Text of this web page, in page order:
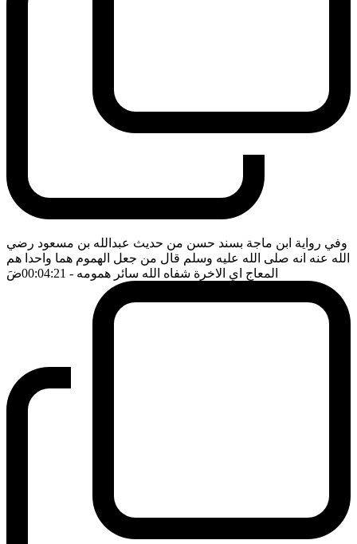
وفي رواية ابن ماجة بسند حسن من حديث عبدالله بن مسعود رضي
الله عنه انه صلى الله عليه وسلم قال من جعل الهموم هما واحدا هم
المعاج اي الاخرة شفاه الله سائر همومه - 00:04:21 ضَ